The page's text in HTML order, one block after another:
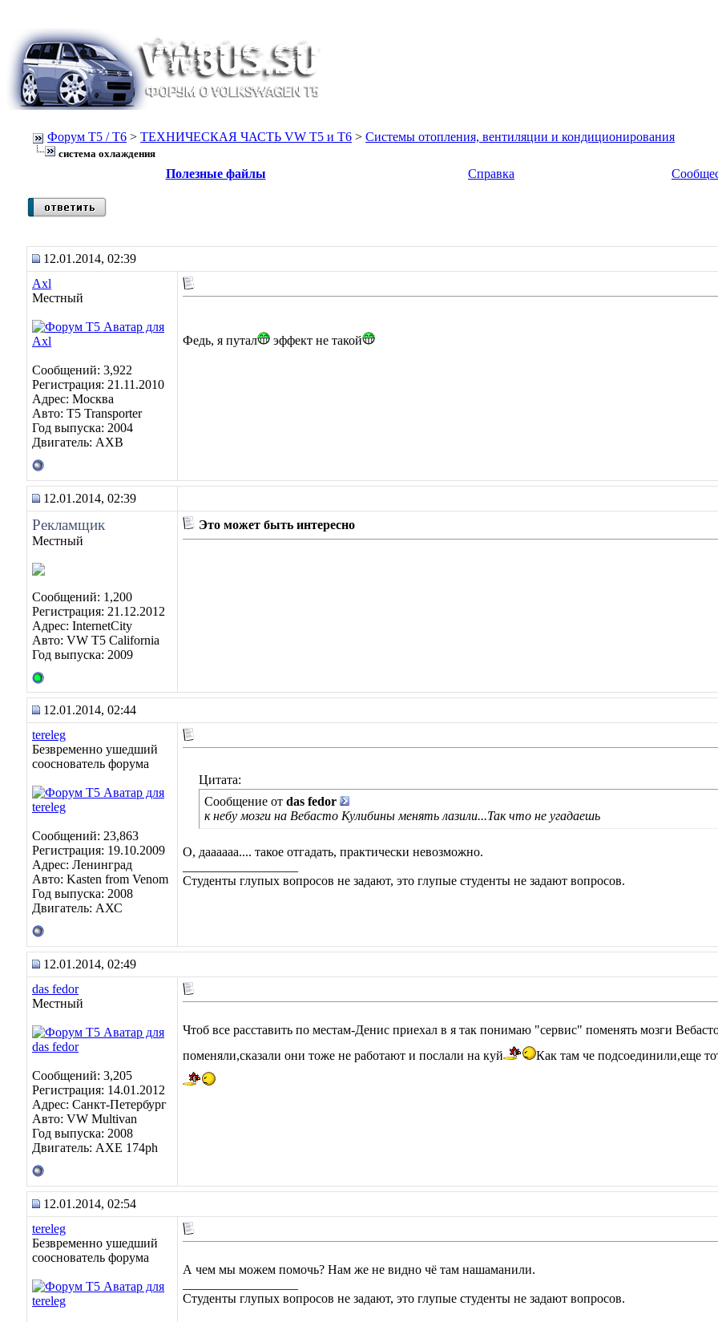
Форум Т5 / T6 > ТЕХНИЧЕСКАЯ ЧАСТЬ VW T5 и T6 > Системы отопления, вентиляции и кондиционирования
система охлаждения
Полезные файлы Справка
12.01.2014, 02:39
Axl
Местный
Сообщений: 3,922
Регистрация: 21.11.2010
Адрес: Москва
Авто: Т5 Transporter
Год выпуска: 2004
Двигатель: АХВ
Федь, я путал эффект не такой
12.01.2014, 02:39
Рекламщик
Местный
Сообщений: 1,200
Регистрация: 21.12.2012
Адрес: InternetCity
Авто: VW T5 California
Год выпуска: 2009
Это может быть интересно
12.01.2014, 02:44
tereleg
Безвременно ушедший
сооснователь форума
Сообщений: 23,863
Регистрация: 19.10.2009
Адрес: Ленинград
Авто: Kasten from Venom
Год выпуска: 2008
Двигатель: АХС
Цитата:
Сообщение от das fedor
к небу мозги на Вебасто Кулибины менять лазили...Так что не угадаешь
О, даааааа.... такое отгадать, практически невозможно.
Студенты глупых вопросов не задают, это глупые студенты не задают вопросов.
12.01.2014, 02:49
das fedor
Местный
Сообщений: 3,205
Регистрация: 14.01.2012
Адрес: Санкт-Петербург
Авто: VW Multivan
Год выпуска: 2008
Двигатель: АХЕ 174рh
Чтоб все расставить по местам-Денис приехал в я так понимаю "сервис" поменять мозги
поменяли,сказали они тоже не работают и послали на куй
Как там че подсоединили,еще
12.01.2014, 02:54
tereleg
Безвременно ушедший
сооснователь форума
А чем мы можем помочь? Нам же не видно чё там нашаманили.
Студенты глупых вопросов не задают, это глупые студенты не задают вопросов.